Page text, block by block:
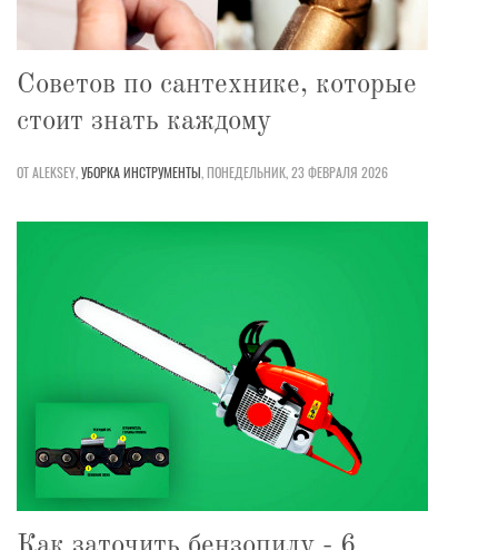
Советов по сантехнике, которые
стоит знать каждому
ОТ ALEKSEY,УБОРКАИНСТРУМЕНТЫ,ПОНЕДЕЛЬНИК, 23 ФЕВРАЛЯ 2026